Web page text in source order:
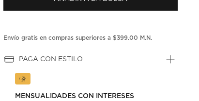
la
Envío gratis en compras superiores a $399.00 M.N.
PAGA CON ESTILO
MENSUALIDADES CON INTERESES